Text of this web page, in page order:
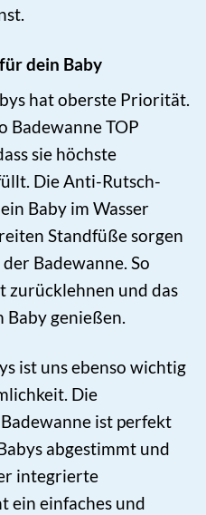
dein Baby
hat oberste Priorität.
Badewanne TOP
sie höchste
Die Anti-Rutsch-
Baby im Wasser
Standfüße sorgen
Badewanne. So
zurücklehnen und das
Baby genießen.
ist uns ebenso wichtig
Die
ist perfekt
abgestimmt und
integrierte
ein einfaches und